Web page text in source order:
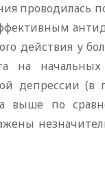
проводилась
действия у
на
депрессии (в
выше по